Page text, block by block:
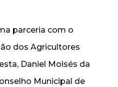
parceria com o
dos Agricultores
Daniel Moisés da
Municipal de